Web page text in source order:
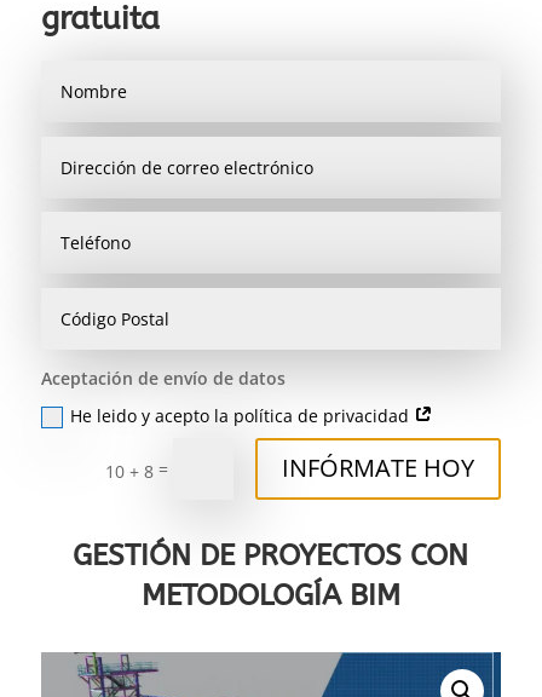
gratuita
Aceptación de envío de datos
He leido y acepto la política de privacidad
10 + 8 = INFÓRMATE HOY
GESTIÓN DE PROYECTOS CON
METODOLOGÍA BIM